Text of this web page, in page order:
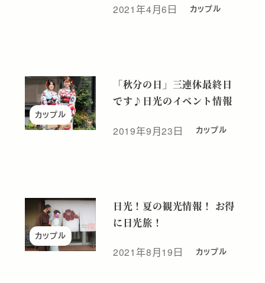
投稿日
2021年4月6日 カップル
カップル
「秋分の日」三連休最終日
です♪日光のイベント情報
投稿日
2019年9月23日 カップル
カップル
日光！夏の観光情報！ お得
に日光旅！
投稿日
2021年8月19日 カップル